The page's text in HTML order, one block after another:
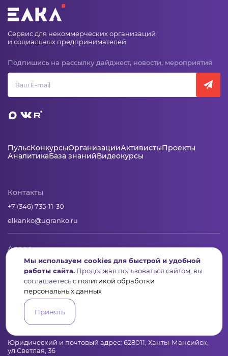
Сервис для некоммерческих организаций
и социальных предпринимателей
Подпишись на рассылку дайджест, новости, мероприятия
ПульсКонкурсыОрганизацииАктивистыПроекты
АналитикаБаза знанийВидеокурсы
Контакты
+7 (346) 735-11-30
elkanko@ugranko.ru
Адрес
628011, Россия, Ханты-Мансийский автономный округ – Югра,
г. Ханты-Мансийск, ул. Светлая 36
Юридическая информация
Региональный грантооператор Фонд «Центр гражданских и
социальных инициатив Югры»
Юридический и почтовый адрес: 628011, Ханты-Мансийск,
ул.Светлая, 36
Мы используем cookies для быстрой и удобной
работы сайта. Продолжая пользоваться сайтом, вы
соглашаетесь с политикой обработки
персональных данных
Принять